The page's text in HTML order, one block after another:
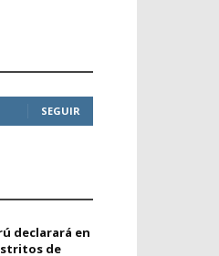
SEGUIR
declarará en
de